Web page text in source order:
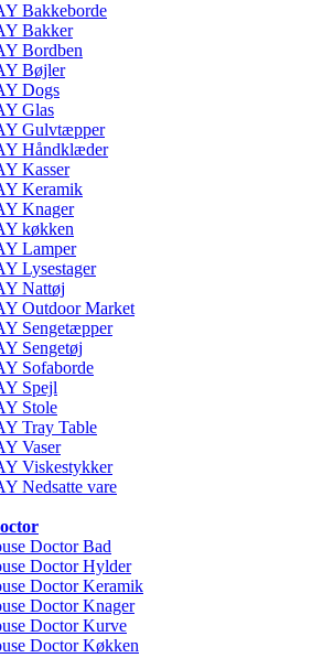
Bakkeborde
Bakker
Bordben
Bøjler
Dogs
Glas
Gulvtæpper
Håndklæder
Kasser
Keramik
Knager
køkken
Lamper
Lysestager
Nattøj
Outdoor Market
Sengetæpper
Sengetøj
Sofaborde
Spejl
Stole
Tray Table
Vaser
Viskestykker
Nedsatte vare
Doctor Bad
Doctor Hylder
Doctor Keramik
Doctor Knager
Doctor Kurve
Doctor Køkken